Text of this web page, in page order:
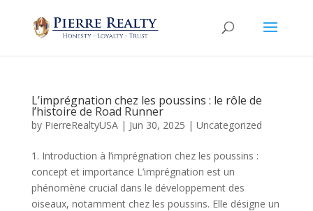
L’imprégnation chez les poussins : le rôle de
l’histoire de Road Runner
by PierreRealtyUSA| Jun 30, 2025 | Uncategorized
1. Introduction à l’imprégnation chez les poussins :
concept et importance L’imprégnation est un
phénomène crucial dans le développement des
oiseaux, notamment chez les poussins. Elle désigne un